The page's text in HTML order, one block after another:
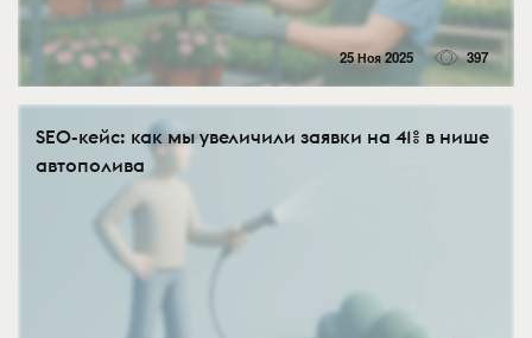
25 Ноя 2025 397
SEO-кейс: как мы увеличили заявки на 41% в нише
автополива